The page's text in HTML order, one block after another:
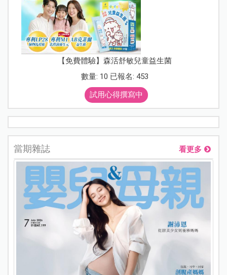
【免費體驗】森活舒敏兒童益生菌
數量: 10 已報名: 453
試用心得撰寫中
當期雜誌 看更多